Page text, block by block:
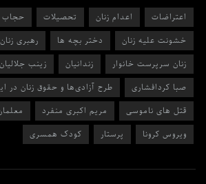
اعتراضات اعدام زنان تحصیلات
حجاب
خشونت علیه زنان
دختر بچه ها رهبری زنان
زنان سرپرست خانوار
زندانیان زینب جلالیان
صبا کردافشاری
طرح آزادی‌ها و حقوق زنان در
قتل های ناموسی
مریم اکبری منفرد
ویروس کرونا
پرستار کودک همسری